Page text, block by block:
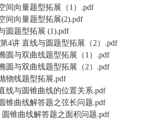
向量题型拓展（1）.pdf
向量题型拓展(2).pdf
题型拓展 (1).pdf
讲 直线与圆题型拓展（2）.pdf
与双曲线题型拓展（1）.pdf
与双曲线题型拓展（2）.pdf
线题型拓展.pdf
与圆锥曲线的位置关系.pdf
曲线解答题之弦长问题.pdf
锥曲线解答题之面积问题.pdf